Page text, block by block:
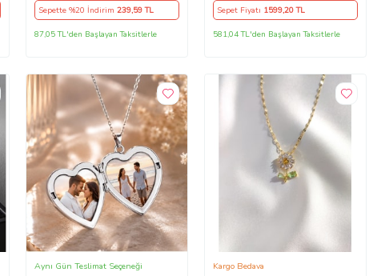
Sepette %20 İndirim239,59 TL
87,05 TL'den Başlayan Taksitlerle
Sepet Fiyatı 1599,20 TL
581,04 TL'den Başlayan Taksitlerle
Aynı Gün Teslimat Seçeneği Kargo Bedava